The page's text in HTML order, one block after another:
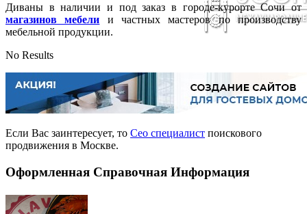
Диваны в наличии и под заказ в городе-курорте Сочи от
магазинов мебели и частных мастеров по производству
мебельной продукции.
No Results
Если Вас заинтересует, то Сео специалист поискового
продвижения в Москве.
Оформленная Справочная Информация